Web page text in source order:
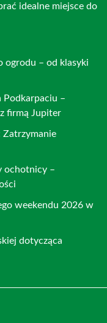
idealne miejsce do
ogrodu – od klasyki
Podkarpaciu –
firmą Jupiter
Zatrzymanie
ochotnicy –
weekendu 2026 w
dotycząca